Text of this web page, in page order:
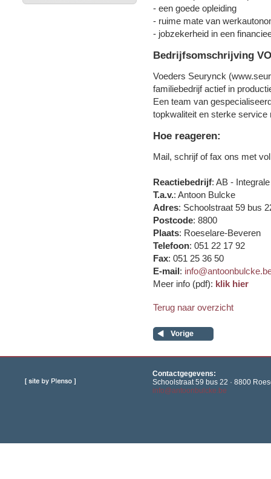
- een goede opleiding
- ruime mate van
- jobzekerheid in een
Bedrijfsomschrijving
Voeders Seurynck
familiebedrijf actief in
Een team van
topkwaliteit en sterke service
Hoe reageren:
Mail, schrijf of fax ons met
Reactiebedrijf: AB -
T.a.v.: Antoon Bulcke
Adres: Schoolstraat 59 bus
Postcode: 8800
Plaats: Roeselare-Beveren
Telefoon: 051 22 17 92
Fax: 051 25 36 50
E-mail :
Meer info (pdf): klik hier
Terug naar overzicht
Contactgegevens:
Schoolstraat 59 bus 22 · 8800
info@antoonbulcke.be